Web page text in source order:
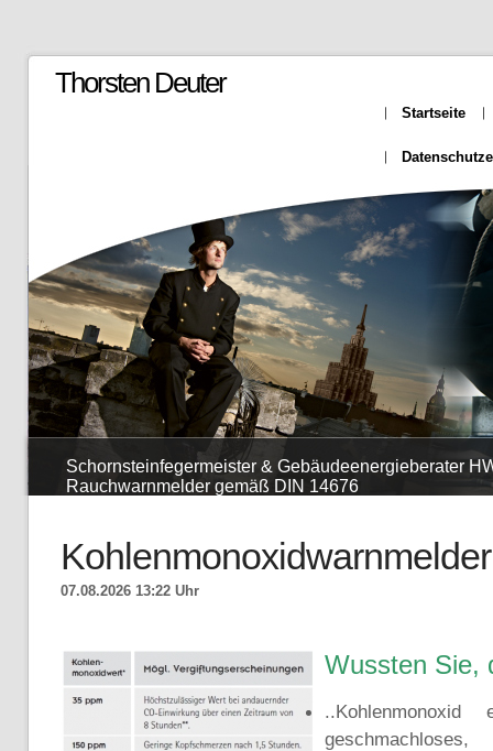
Schornsteinfegermeister & Gebäudeenergieberater
Rauchwarnmelder gemäß DIN 14676
Thorsten Deuter
Startseite
Kohlenmonoxidwarnmelder
07.08.2026 13:22 Uhr
Wussten Sie,